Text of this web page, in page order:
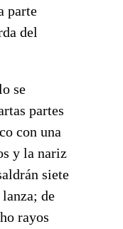
parte
del
se
partes
con una
y la nariz
siete
de
rayos